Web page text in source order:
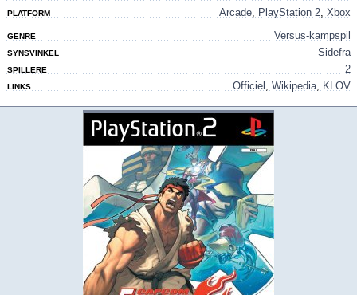
PLATFORM Arcade, PlayStation 2, Xbox
GENRE Versus-kampspil
SYNSVINKEL Sidefra
SPILLERE 2
LINKS Officiel , Wikipedia, KLOV